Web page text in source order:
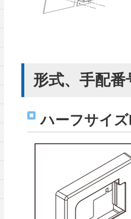
形式、手配番
ハーフサイ